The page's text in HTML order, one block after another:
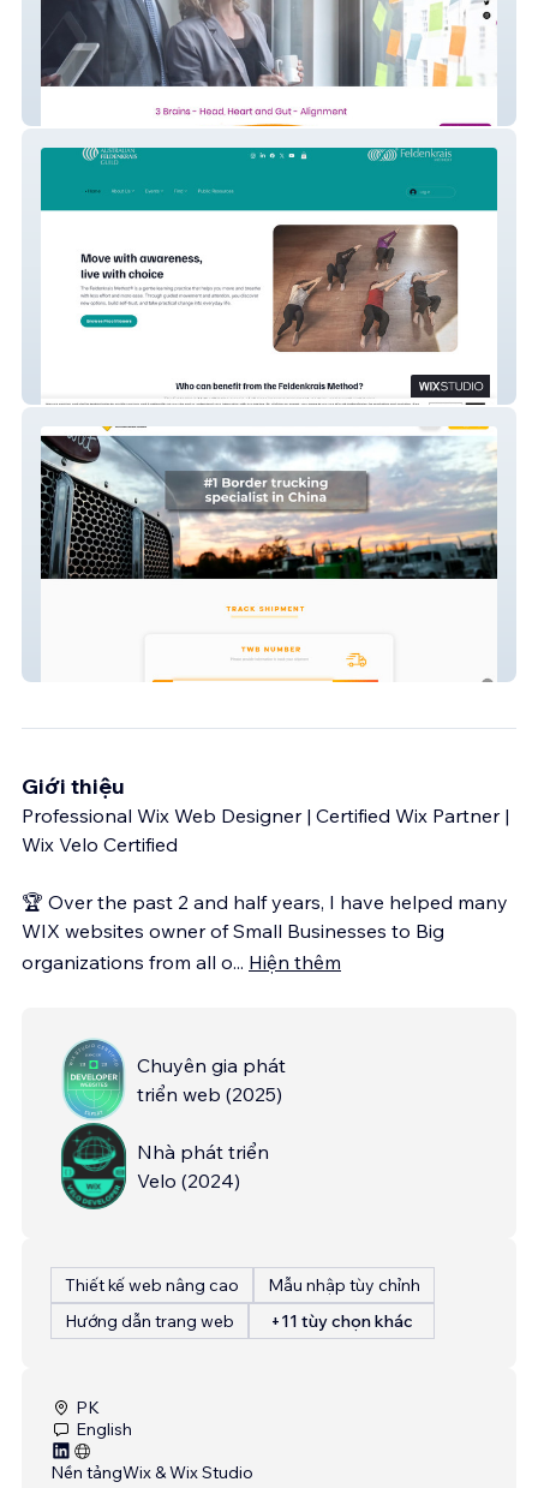
Pealacademy
Giới thiệu
Professional Wix Web Designer | Certified Wix Partner |
Wix Velo Certified
🏆 Over the past 2 and half years, I have helped many
WIX websites owner of Small Businesses to Big
organizations from all o... Hiện thêm
Chuyên gia phát
triển web (2025)
Nhà phát triển
Velo (2024)
Thiết kế web nâng cao
Mẫu nhập tùy chỉnh
Hướng dẫn trang web
+11 tùy chọn khác
PK
English
Nền tảngWix & Wix Studio